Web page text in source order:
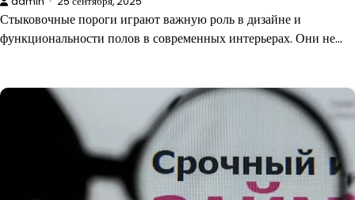
Стыковочные пороги играют важную роль в дизайне и
функциональности полов в современных интерьерах. Они не…